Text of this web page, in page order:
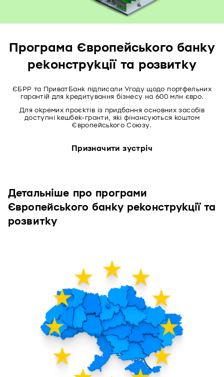
Програма Європейського банку
реконструкції та розвитку
ЄБРР та ПриватБанк підписали Угоду щодо портфельних
гарантій для кредитування бізнесу на 600 млн євро.
Для окремих проєктів із придбання основних засобів
доступні кешбек-гранти, які фінансуються коштом
Європейського Союзу.
Призначити зустріч
Детальніше про програми
Європейського банку реконструкції та
розвитку